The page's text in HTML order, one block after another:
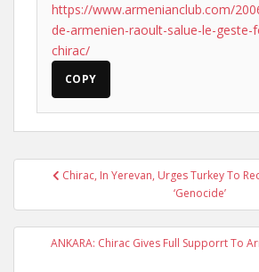
https://www.armenianclub.com/
de-armenien-raoult-salue-le-geste-
chirac/
COPY
Post Chirac, In Yerevan, Urges Turkey To
‘Genocide’
ANKARA: Chirac Gives Full Supporrt To